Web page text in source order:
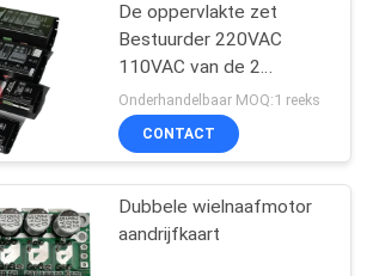
De oppervlakte zet
Bestuurder 220VAC
110VAC van de 2
Kwadrant Brushless
gelijkstroom Motor op
Onderhandelbaar MOQ:1 reeks
CONTACT
Dubbele wielnaafmotor
aandrijfkaart